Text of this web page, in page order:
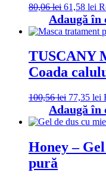
80,06lei Prețul
inițial
a
fost:
80,06 lei.
61,58 lei
Adaugă în
TUSCANY
Coada
100,56lei Prețul
inițial
a
fost:
100,56 lei.
77,35 lei
Adaugă în
Honey –
pură